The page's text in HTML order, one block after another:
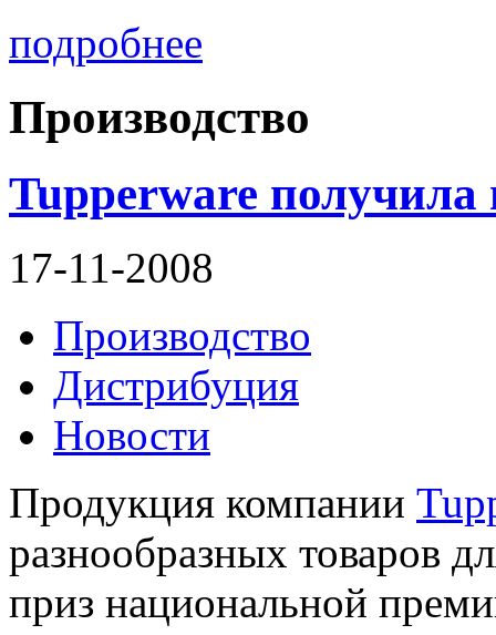
подробнее
Производство
Tupperware
17-11-2008
Производство
Дистрибуция
Новости
Продукция компании
разнообразных товаров
приз национальной